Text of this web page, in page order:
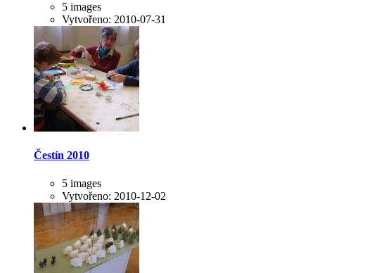
5 images
Vytvořeno: 2010-07-31
Čestín 2010
5 images
Vytvořeno: 2010-12-02